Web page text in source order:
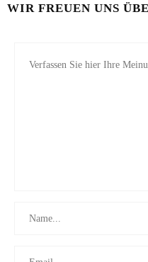
WIR FREUEN UNS